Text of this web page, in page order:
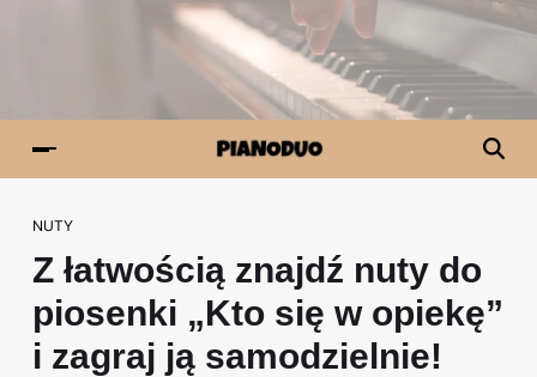
NUTY
Z łatwością znajdź nuty do
piosenki „Kto się w opiekę”
i zagraj ją samodzielnie!